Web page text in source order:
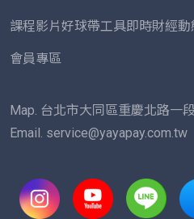
課程影片好球帶工具即時財經動
會員專區
Map. 台北市大同區重慶北路一
Email. service@yayapay.com.tw